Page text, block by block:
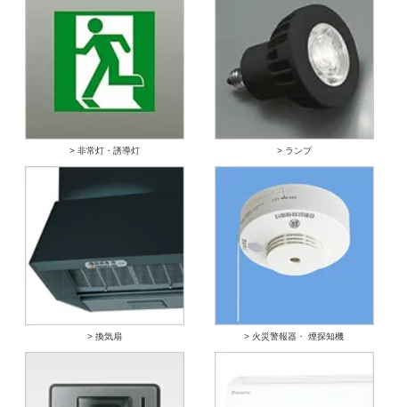
> 非常灯・誘導灯 > ランプ
> 換気扇 > 火災警報器・ 煙探知機